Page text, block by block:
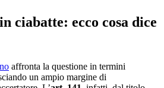
ciabatte: ecco cosa dice
affronta la questione in termini
un ampio margine di